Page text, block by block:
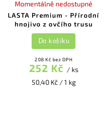
LASTA Premium - Přírodní
hnojivo z ovčího trusu
Momentálně nedostupné
208 Kč bez DPH
252 Kč / ks
50,40 Kč / 1 kg
Do košíku